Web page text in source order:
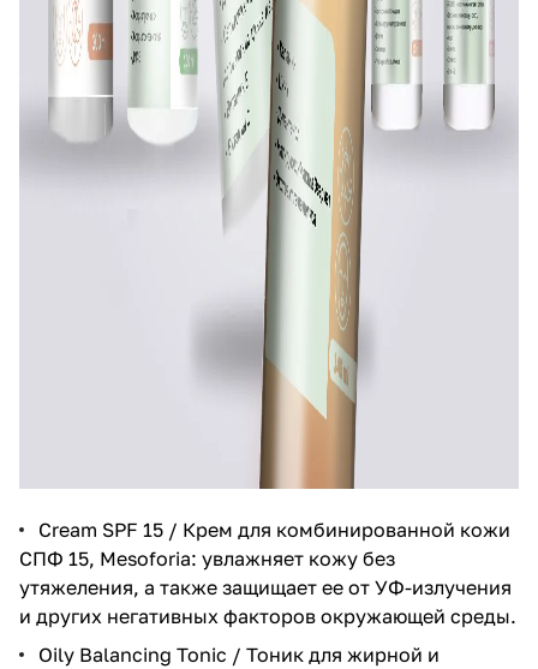
Cream SPF 15 / Крем для комбинированной кожи
СПФ 15, Mesoforia: увлажняет кожу без
утяжеления, а также защищает ее от УФ-излучения
и других негативных факторов окружающей среды.
Oily Balancing Tonic / Тоник для жирной и